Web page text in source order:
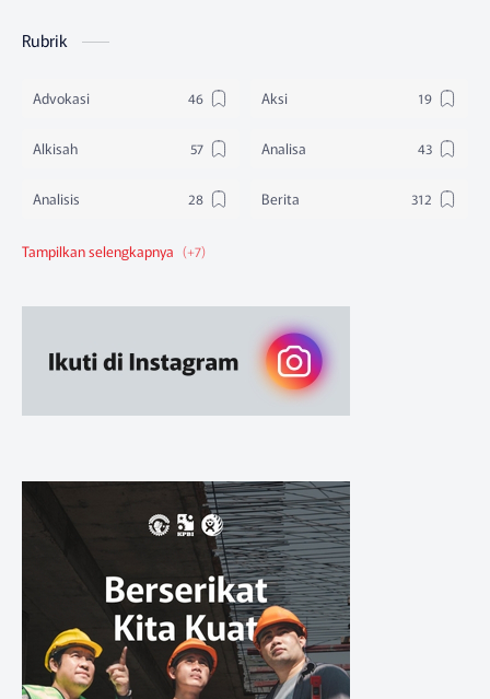
Rubrik
Advokasi Aksi
Alkisah Analisa
Analisis Berita
Berita Federasi
Ruang Belajar Sikap